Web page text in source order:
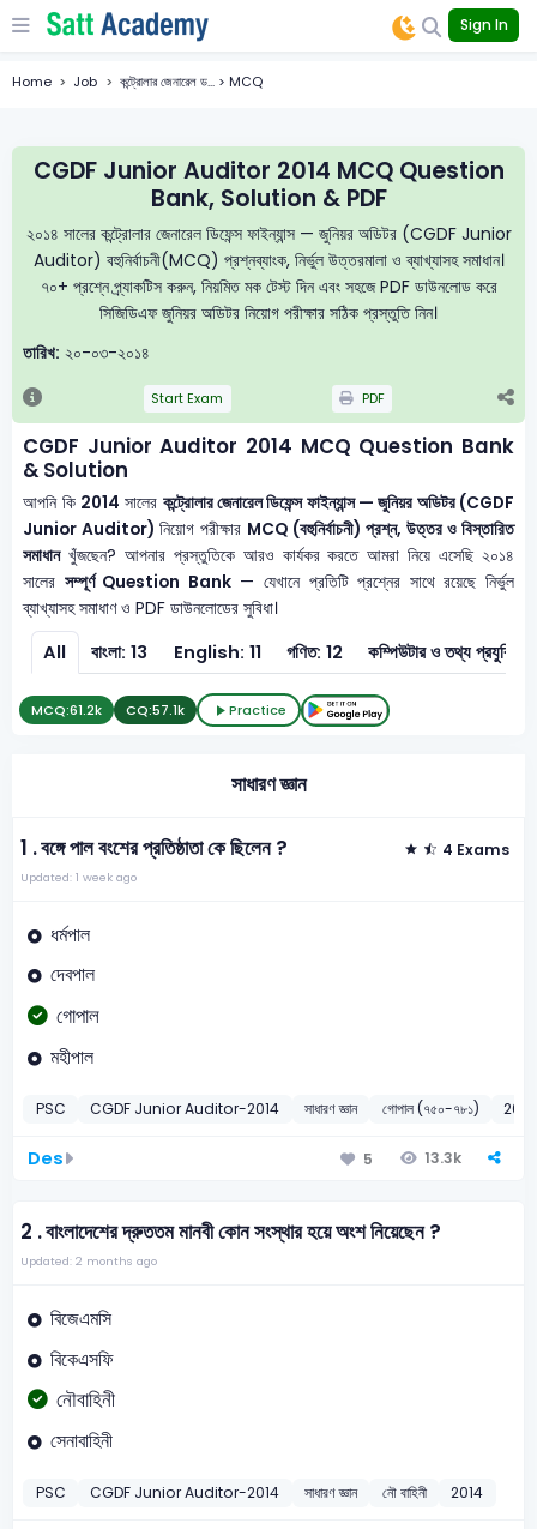
Sign In
Home Job কন্ট্রোলার জেনারেল ড... > MCQ
CGDF Junior Auditor 2014 MCQ Question
Bank, Solution & PDF
২০১৪ সালের কন্ট্রোলার জেনারেল ডিফেন্স ফাইন্যান্স — জুনিয়র অডিটর (CGDF Junior
Auditor) বহুনির্বাচনী(MCQ) প্রশ্নব্যাংক, নির্ভুল উত্তরমালা ও ব্যাখ্যাসহ সমাধান।
৭০+ প্রশ্নে প্র্যাকটিস করুন, নিয়মিত মক টেস্ট দিন এবং সহজে PDF ডাউনলোড করে
সিজিডিএফ জুনিয়র অডিটর নিয়োগ পরীক্ষার সঠিক প্রস্তুতি নিন।
তারিখ: ২০-০৩-২০১৪
Start Exam PDF
CGDF Junior Auditor 2014 MCQ Question Bank
& Solution
আপনি কি 2014 সালের কন্ট্রোলার জেনারেল ডিফেন্স ফাইন্যান্স — জুনিয়র অডিটর (CGDF
Junior Auditor)নিয়োগ পরীক্ষার MCQ (বহুনির্বাচনী) প্রশ্ন, উত্তর ও বিস্তারিত
সমাধানখুঁজছেন? আপনার প্রস্তুতিকে আরও কার্যকর করতে আমরা নিয়ে এসেছি ২০১৪
সালের সম্পূর্ণ Question Bank— যেখানে প্রতিটি প্রশ্নের সাথে রয়েছে নির্ভুল
ব্যাখ্যাসহ সমাধাণ ও PDF ডাউনলোডের সুবিধা।
All বাংলা: 13 English: 11 গণিত: 12 কম্পিউটার ও
MCQ:61.2k CQ:57.1k Practice
সাধারণ জ্ঞান
1 .বঙ্গে পাল বংশের প্রতিষ্ঠাতা কে ছিলেন ? 4 Exams
Updated: 1 week ago
ধর্মপাল
দেবপাল
গোপাল
মহীপাল
PSC CGDF Junior Auditor-2014 সাধারণ জ্ঞান গোপাল (৭৫০-৭৮১) 2014
Des 5 13.3k
2 .বাংলাদেশের দ্রুততম মানবী কোন সংস্থার হয়ে অংশ নিয়েছেন ?
Updated: 2 months ago
বিজেএমসি
বিকেএসফি
নৌবাহিনী
সেনাবাহিনী
PSC CGDF Junior Auditor-2014 সাধারণ জ্ঞান নৌ বাহিনী 2014